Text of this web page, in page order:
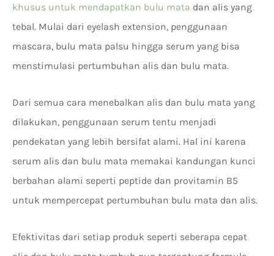
khusus untuk mendapatkan bulu mata dan alis yang
tebal. Mulai dari eyelash extension, penggunaan
mascara, bulu mata palsu hingga serum yang bisa
menstimulasi pertumbuhan alis dan bulu mata.
Dari semua cara menebalkan alis dan bulu mata yang
dilakukan, penggunaan serum tentu menjadi
pendekatan yang lebih bersifat alami. Hal ini karena
serum alis dan bulu mata memakai kandungan kunci
berbahan alami seperti peptide dan provitamin B5
untuk mempercepat pertumbuhan bulu mata dan alis.
Efektivitas dari setiap produk seperti seberapa cepat